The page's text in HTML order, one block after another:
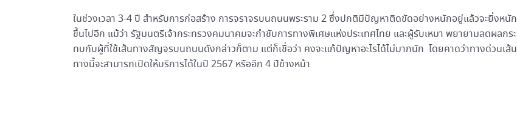
ในช่วงเวลา 3-4 ปี สำหรับการก่อสร้าง การจราจรบนถนนพระราม 2 ซึ่งปกติมีปัญหาติดขัดอย่างหนักอยู่แล้วจะยิ่งหนัก
ขึ้นไปอีก แม้ว่า รัฐมนตรีเจ้ากระทรวงคมนาคมจะกำชับการทางพิเศษแห่งประเทศไทย และผู้รับเหมา พยายามลดผลกระ
ทบกับผู้ที่ใช้เส้นทางสัญจรบนถนนดังกล่าวก็ตาม แต่ก็เชื่อว่า คงจะแก้ปัญหาอะไรได้ไม่มากนัก โดยคาดว่าทางด่วนเส้น
ทางนี้จะสามารถเปิดให้บริการได้ในปี 2567 หรืออีก 4 ปีข้างหน้า